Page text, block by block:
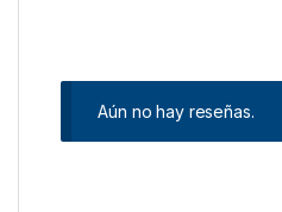
Aún no hay reseñas.